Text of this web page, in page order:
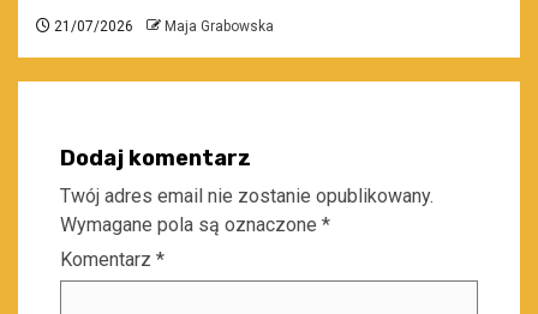
21/07/2026 Maja Grabowska
Dodaj komentarz
Twój adres email nie zostanie opublikowany.
Wymagane pola są oznaczone *
Komentarz *